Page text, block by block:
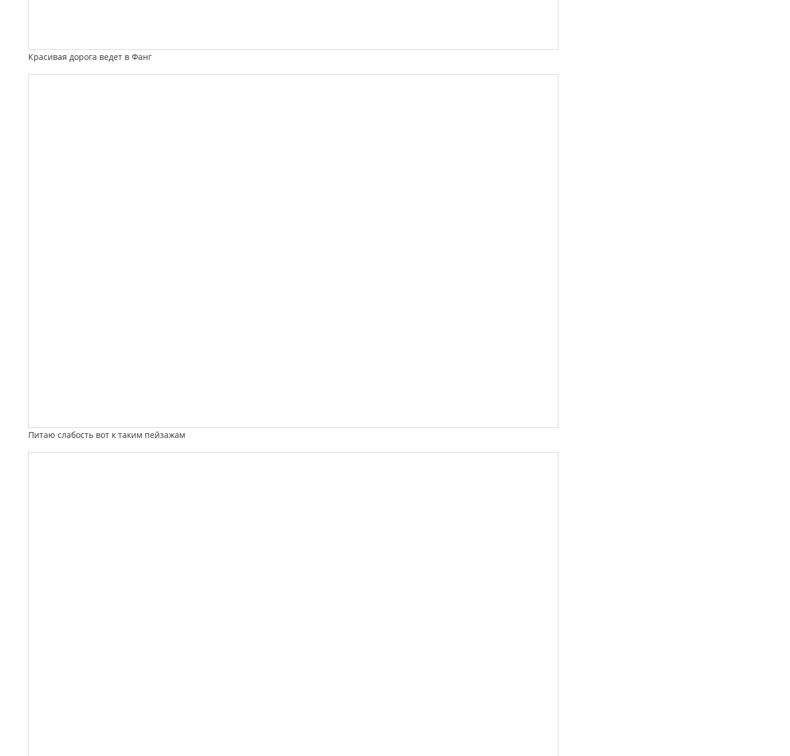
Красивая дорога ведет в Фанг
Питаю слабость вот к таким пейзажам